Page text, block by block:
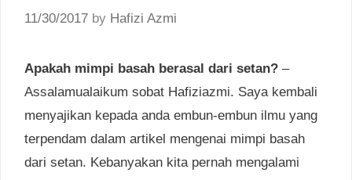
11/30/2017 by Hafizi Azmi
Apakah mimpi basah berasal dari setan? –
Assalamualaikum sobat Hafiziazmi. Saya kembali
menyajikan kepada anda embun-embun ilmu yang
terpendam dalam artikel mengenai mimpi basah
dari setan. Kebanyakan kita pernah mengalami